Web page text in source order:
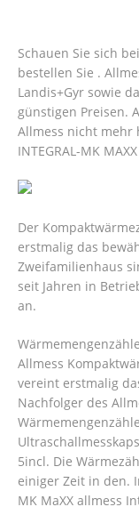
Schauen Sie sich
bestellen Sie .
Landis+Gyr sowie
günstigen Preisen.
Allmess nicht mehr
INTEGRAL-MK
Der
erstmalig das
Zweifamilienhaus
seit Jahren in
an.
Allmess
vereint erstmalig
Nachfolger des
5incl. Die
einiger Zeit in den.
MK MaXX allmess